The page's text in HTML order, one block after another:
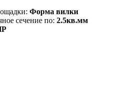
Форма вилки
сечение по: 2.5кв.мм